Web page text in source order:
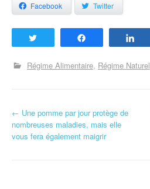
Facebook Twitter
Régime Alimentaire Régime Naturel
Navigation d'article
← Une pomme par jour protège de
nombreuses maladies, mais elle
vous fera également maigrir